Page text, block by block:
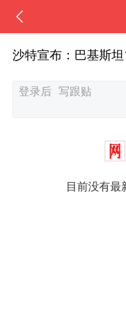
沙特宣布：巴基斯
目前没有最